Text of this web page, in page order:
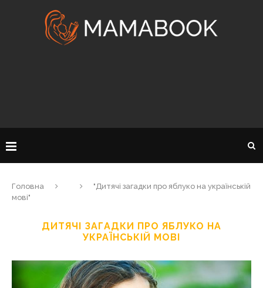
Головна
"Дитячі загадки про яблуко на українській
мові"
ДИТЯЧІ ЗАГАДКИ ПРО ЯБЛУКО НА
УКРАЇНСЬКІЙ МОВІ